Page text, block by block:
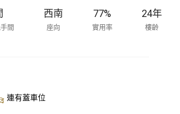
間
西南
座向
77%
實用率
24年
樓齡
連有蓋車位